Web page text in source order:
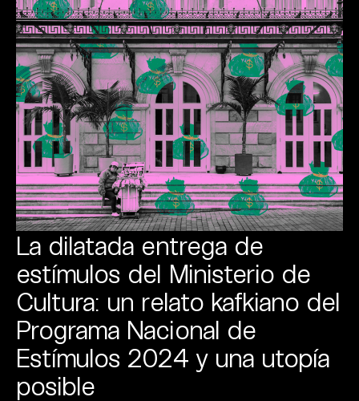
La dilatada entrega de
estímulos del Ministerio de
Cultura: un relato kafkiano del
Programa Nacional de
Estímulos 2024 y una utopía
posible